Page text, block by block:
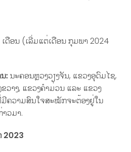
ເດືອນ (ເລີ່ມແຕ່ເດືອນ ກຸມພາ 2024
:ນະຄອນຫຼວງວຽງຈັນ, ແຂວງອຸດົມໄຊ,
ວາງ, ແຂວງຄໍາມ່ວນ ແລະ ແຂວງ
ມີຄວາມສົນໃຈສະໝັກຈະຕ້ອງຢູ່ໃນ
ວມາ.
2023